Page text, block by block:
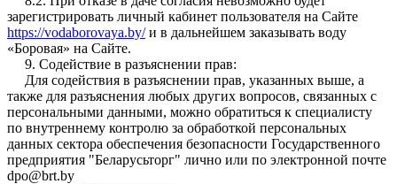
зарегистрировать личный кабинет пользователя на Сайте
https://vodaborovaya.by/и в дальнейшем заказывать воду
«Боровая» на Сайте.
9. Содействие в разъяснении прав:
Для содействия в разъяснении прав, указанных выше, а
также для разъяснения любых других вопросов, связанных с
персональными данными, можно обратиться к специалисту
по внутреннему контролю за обработкой персональных
данных сектора обеспечения безопасности Государственного
предприятия "Беларусьторг" лично или по электронной почте
dpo@brt.by